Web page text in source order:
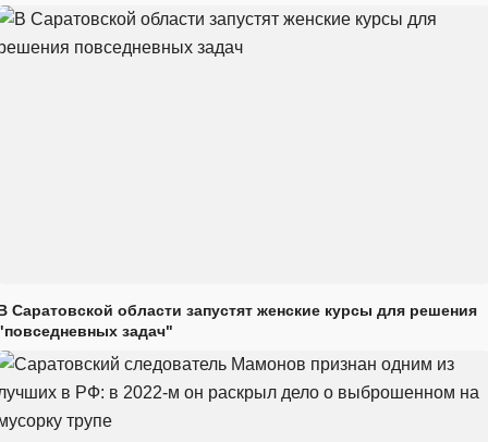
Саратовской области запустят женские курсы для решения
задач"